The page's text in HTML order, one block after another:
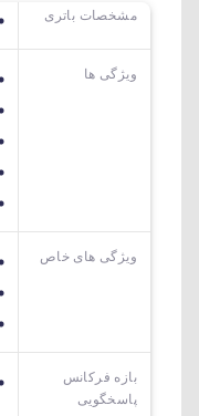
مشخصات باتری
ویژگی ها
ویژگی های خاص
بازه فرکانس
پاسخگویی